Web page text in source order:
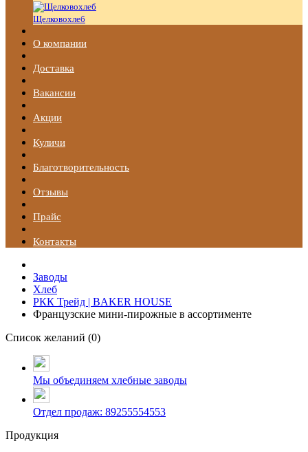
Щелковохлеб
О компании
Доставка
Вакансии
Акции
Куличи
Благотворительность
Отзывы
Прайс
Контакты
Заводы
Хлеб
РКК Трейд | BAKER HOUSE
Французские мини-пирожные в ассортименте
Список желаний (0)
Мы объединяем хлебные заводы
Отдел продаж: 89255554553
Продукция